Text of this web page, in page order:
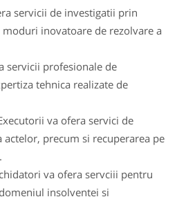
servicii de investigatii prin
inovatoare de rezolvare a
servicii profesionale de
tehnica realizate de
va ofera servici de
precum si recuperarea pe
va ofera servciii pentru
insolventei si